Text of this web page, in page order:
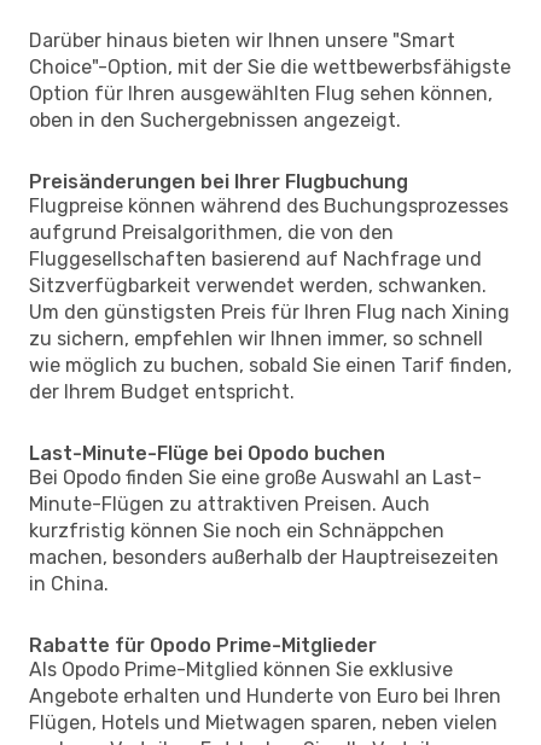
Darüber hinaus bieten wir Ihnen unsere "Smart
Choice"-Option, mit der Sie die wettbewerbsfähigste
Option für Ihren ausgewählten Flug sehen können,
oben in den Suchergebnissen angezeigt.
Preisänderungen bei Ihrer Flugbuchung
Flugpreise können während des Buchungsprozesses
aufgrund Preisalgorithmen, die von den
Fluggesellschaften basierend auf Nachfrage und
Sitzverfügbarkeit verwendet werden, schwanken.
Um den günstigsten Preis für Ihren Flug nach Xining
zu sichern, empfehlen wir Ihnen immer, so schnell
wie möglich zu buchen, sobald Sie einen Tarif finden,
der Ihrem Budget entspricht.
Last-Minute-Flüge bei Opodo buchen
Bei Opodo finden Sie eine große Auswahl an Last-
Minute-Flügen zu attraktiven Preisen. Auch
kurzfristig können Sie noch ein Schnäppchen
machen, besonders außerhalb der Hauptreisezeiten
in China.
Rabatte für Opodo Prime-Mitglieder
Als Opodo Prime-Mitglied können Sie exklusive
Angebote erhalten und Hunderte von Euro bei Ihren
Flügen, Hotels und Mietwagen sparen, neben vielen